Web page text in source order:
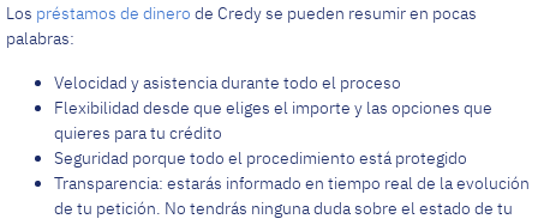
Los préstamos de dinero de Credy se pueden resumir en pocas
palabras:
Velocidad y asistencia durante todo el proceso
Flexibilidad desde que eliges el importe y las opciones que
quieres para tu crédito
Seguridad porque todo el procedimiento está protegido
Transparencia: estarás informado en tiempo real de la evolución
de tu petición. No tendrás ninguna duda sobre el estado de tu